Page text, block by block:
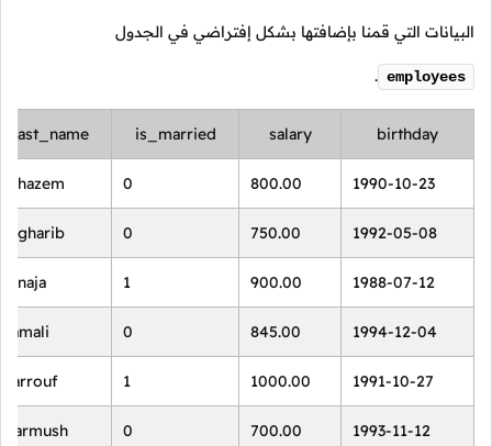
البيانات التي قمنا بإضافتها بشكل إفتراضي في الجدول
employees
.
last_name is_married salary birthday
Alhazem 0 800.00 1990-10-23
Algharib 0 750.00 1992-05-08
Alnaja 1 900.00 1988-07-12
Jamali 0 845.00 1994-12-04
Sarrouf 1 1000.00 1991-10-27
Harmush 0 700.00 1993-11-12